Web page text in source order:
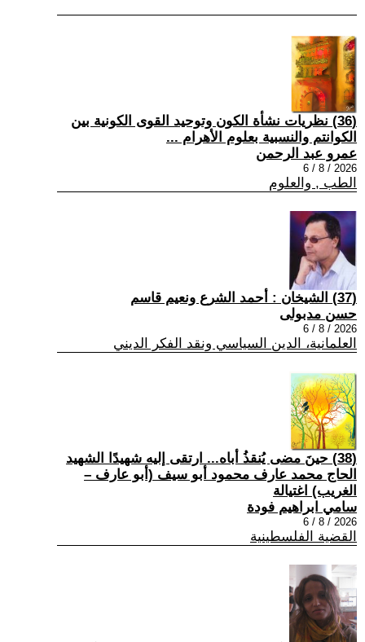
(36) نظريات نشأة الكون وتوحيد القوى الكونية بين
الكوانتم والنسبية بعلوم الأهرام ...
عمرو عبد الرحمن
2026 / 8 / 6
الطب , والعلوم
(37) الشيخان : أحمد الشرع ونعيم قاسم
حسن مدبولى
2026 / 8 / 6
العلمانية، الدين السياسي ونقد الفكر الديني
(38) حينَ مضى يُنقذُ أباه... ارتقى إليه شهيدًا الشهيد
الحاج محمد عارف محمود أبو سيف (أبو عارف –
الغريب) اغتيالة
سامي ابراهيم فودة
2026 / 8 / 6
القضية الفلسطينية